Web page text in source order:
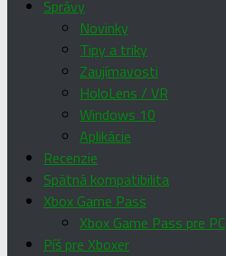
Správy
Novinky
Tipy a triky
Zaujímavosti
HoloLens / VR
Windows 10
Aplikácie
Recenzie
Spätná kompatibilita
Xbox Game Pass
Xbox Game Pass pre PC
Píš pre Xboxer